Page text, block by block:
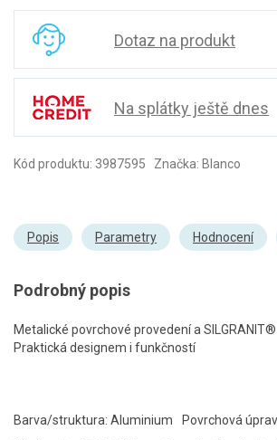
Dotaz na produkt
Na splátky ještě dnes
Kód produktu: 3987595 Značka: Blanco
Popis Parametry Hodnocení
Podrobný popis
Metalické povrchové provedení a
Praktická designem i funkčností
Barva/struktura: Aluminium
Povrchová